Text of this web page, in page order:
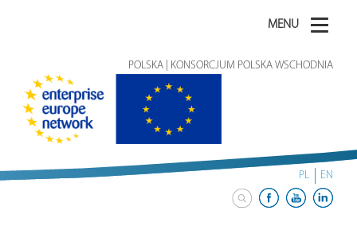
MENU
POLSKA | KONSORCJUM POLSKA WSCHODNIA
PL EN